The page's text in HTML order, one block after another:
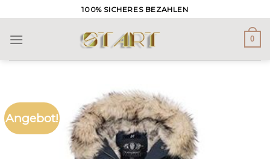
to
content
100% SICHERES BEZAHLEN
0
Angebot!